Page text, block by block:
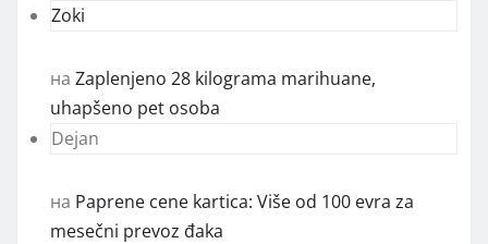
Zoki
на Zaplenjeno 28 kilograma marihuane,
uhapšeno pet osoba
Dejan
на Paprene cene kartica: Više od 100 evra za
mesečni prevoz đaka